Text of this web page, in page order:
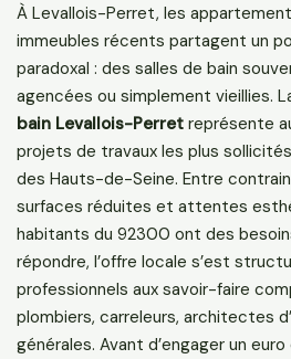
À Levallois-Perret, les
immeubles récents partagent un
paradoxal : des salles de bain
agencées ou simplement vieillies.
bain Levallois-Perret représente
projets de travaux les plus
des Hauts-de-Seine. Entre
surfaces réduites et attentes
habitants du 92300 ont des
répondre, l’offre locale s’est
professionnels aux savoir-faire
plombiers, carreleurs, architectes
générales. Avant d’engager un